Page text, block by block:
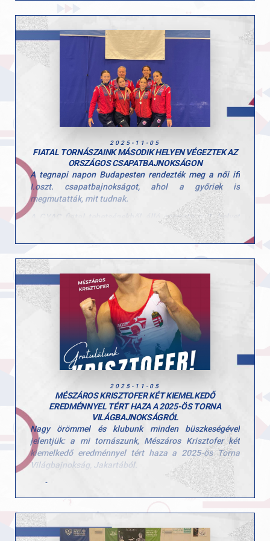
Korláton megcsináltam szépen a gyakorlatot ahogy
szoktam, és nyújton is magabiztos voltam. Talajon és
ugráson is a legmagasabb pontszámot gyűjthettem
be.”
Gratulálunk Botinak, aki kőkemény munkával érte el ezt
a szép eredményt!
2025-11-05
FIATAL TORNÁSZAINK MÁSODIK HELYEN VÉGEZTEK AZ
ORSZÁGOS CSAPATBAJNOKSÁGON
A tegnapi napon Budapesten rendezték meg a női ifi
I.oszt. csapatbajnokságot, ahol a győriek is
megmutatták, mit tudnak.
A GYAC fiatal tehetségekből álló csapata a 2. helyet
szerezte meg. A csapat tagjai: Polgár Hanna, Fekete
Felkészítő edzők: Szűcs Nicoleta Lucia és Fajkusz
Csaba.
Gratulálunk a csapat eredményéhez és köszönjük a
befektetett munkátokat!
2025-11-05
MÉSZÁROS KRISZTOFER KÉT KIEMELKEDŐ
EREDMÉNNYEL TÉRT HAZA A 2025-ÖS TORNA
VILÁGBAJNOKSÁGRÓL
Nagy örömmel és klubunk minden büszkeségével
jelentjük: a mi tornászunk, Mészáros Krisztofer két
kiemelkedő eredménnyel tért haza a 2025-ös Torna
Világbajnokság, Jakartából.
Egyéni összetettben 8. helyezést ért el – 80,664
ponttal, a világ legjobb tornászai között.
épül a teljesítménye.